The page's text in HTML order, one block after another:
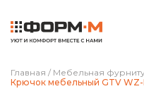
Главная / Мебельная
Крючок мебельный GTV